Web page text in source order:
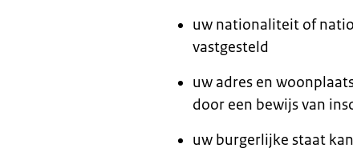
uw nationaliteit of
vastgesteld
uw adres en
door een bewijs van
uw burgerlijke staat